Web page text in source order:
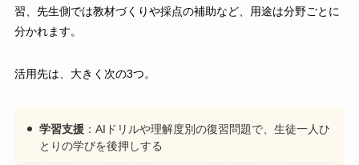
習、先生側では教材づくりや採点の補助など、用途は分野ごとに
分かれます。
活用先は、大きく次の3つ。
学習支援 ：AIドリルや理解度別の復習問題で、生徒一人ひ
とりの学びを後押しする